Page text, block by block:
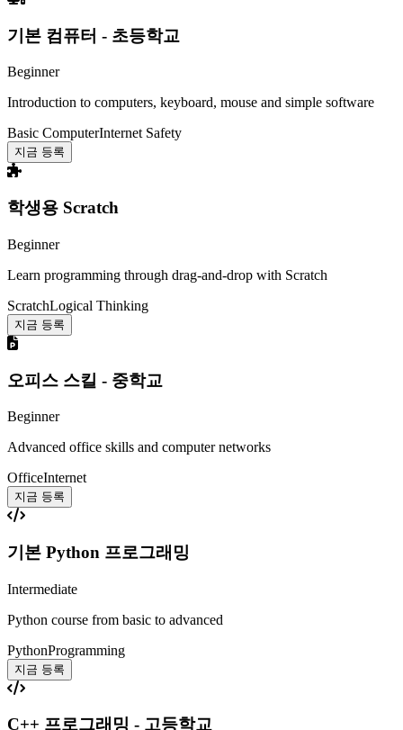
기본 컴퓨터 - 초등학교
Beginner
Introduction to computers, keyboard, mouse and simple software
Basic ComputerInternet Safety
지금 등록
학생용 Scratch
Beginner
Learn programming through drag-and-drop with Scratch
ScratchLogical Thinking
지금 등록
오피스 스킬 - 중학교
Beginner
Advanced office skills and computer networks
OfficeInternet
지금 등록
기본 Python 프로그래밍
Intermediate
Python course from basic to advanced
PythonProgramming
지금 등록
C++ 프로그래밍 - 고등학교